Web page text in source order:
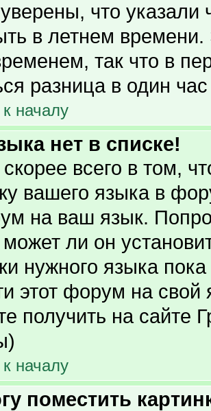
что указали
в летнем
так что в
разница в один
началу
нет в списке!
всего в том,
вашего языка в
на ваш язык.
ли он
нужного языка
этот форум на
получить на сайте
началу
поместить